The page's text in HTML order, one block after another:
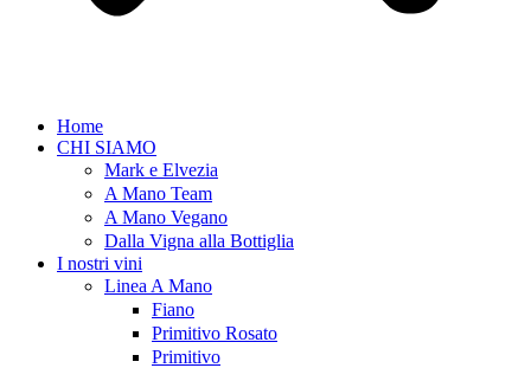
Home
CHI SIAMO
Mark e Elvezia
A Mano Team
A Mano Vegano
Dalla Vigna alla Bottiglia
I nostri vini
Linea A Mano
Fiano
Primitivo Rosato
Primitivo